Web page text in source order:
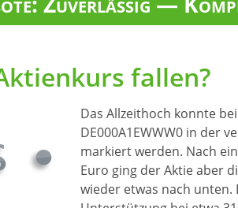
fallen?
Das Allzeithoch konnte
DE000A1EWWW0 in der
markiert werden. Nach
Euro ging der Aktie aber
wieder etwas nach